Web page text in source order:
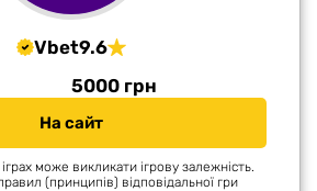
Vbet9.6
5000 грн
На сайт
може викликати ігрову залежність.
(принципів) відповідальної гри